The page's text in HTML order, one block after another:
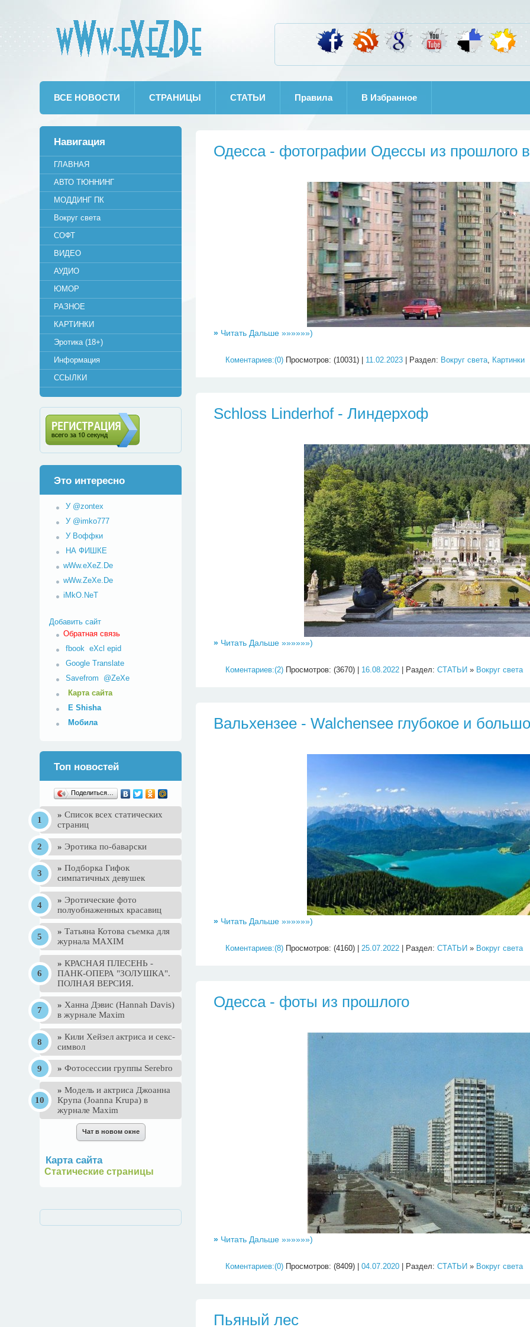
ВСЕ НОВОСТИ СТРАНИЦЫ СТАТЬИ Правила B Избранное
Одесса - фотографии Одессы из прошлого
» Читать Дальше »»»»»»)
Коментариев:(0) Просмотров: (10031) | 11.02.2023 | Раздел: Вокруг света Картинки
Schloss Linderhof - Линдерхоф
» Читать Дальше »»»»»»)
Коментариев:(2) Просмотров: (3670) | 16.08.2022 | Раздел:СТАТЬИ » Вокруг света
Вальхензее - Walchensee глубокое и
» Читать Дальше »»»»»»)
Коментариев:(8) Просмотров: (4160) | 25.07.2022 | Раздел:СТАТЬИ » Вокруг света
Одесса - фоты из прошлого
» Читать Дальше »»»»»»)
Коментариев:(0) Просмотров: (8409) |04.07.2020 | Раздел:СТАТЬИ » Вокруг света
Пьяный лес
Навигация
ГЛАВНАЯ
АВТО ТЮННИНГ
МОДДИНГ ПК
Вокруг света
СОФТ
ВИДЕО
АУДИО
ЮМОР
РАЗНОЕ
КАРТИНКИ
Эротика (18+)
Информация
ССЫЛКИ
Регистрация (всего за 10
Это интересно
У @zontex
У @imko777
У Воффки
НА ФИШКЕ
wWw.eXeZ.De
wWw.ZeXe.De
iMkO.NeT
Добавить сайт
Обратная связь
fbook eXcl epid
Google Translate
Savefrom @ZeXe
Карта сайта
E Shisha
Мобила
Топ новостей
Поделиться…
» Список всех статических
страниц
» Эротика по-баварски
» Подборка Гифок
симпатичных девушек
» Эротические фото
полуобнаженных красавиц
» Татьяна Котова съемка для
журнала MAXIM
» КРАСНАЯ ПЛЕСЕНЬ -
ПАНК-ОПЕРА "ЗОЛУШКА".
ПОЛНАЯ ВЕРСИЯ.
» Ханна Дэвис (Hannah Davis)
в журнале Maxim
» Кили Хейзел актриса и секс-
символ
» Фотосессии группы Serebro
» Mодель и актриса Джоанна
Крупа (Joanna Krupa) в
журнале Maxim
Карта сайта
Статические страницы